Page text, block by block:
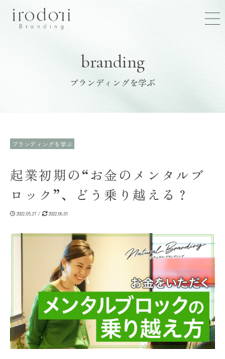
branding
ブランディングを学ぶ
ブランディングを学ぶ
起業初期の“お金のメンタルブ
ロック”、どう乗り越える？
2022.05.27 / 2022.06.01